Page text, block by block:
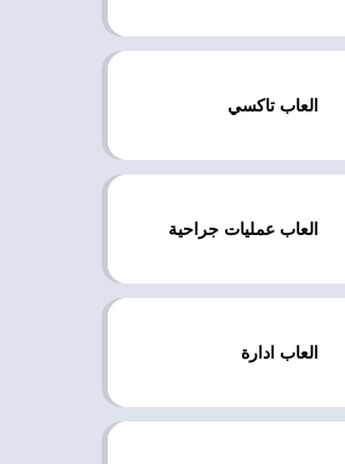
العاب تاكسي
العاب عمليات جراحية
العاب ادارة